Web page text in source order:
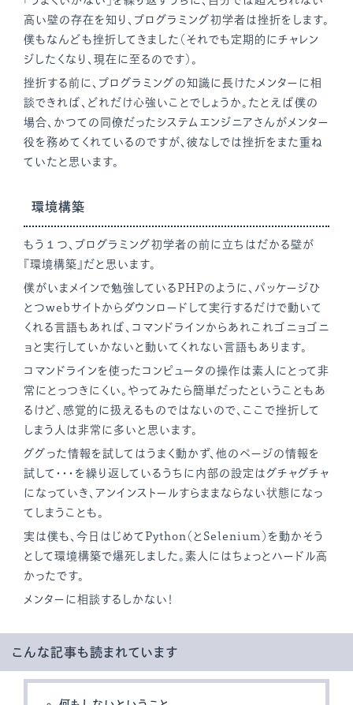
高い壁の存在を知り、プログラミング初学者は挫折をします。
僕もなんども挫折してきました（それでも定期的にチャレン
ジしたくなり、現在に至るのです）。
挫折する前に、プログラミングの知識に長けたメンターに相
談できれば、どれだけ心強いことでしょうか。たとえば僕の
場合、かつての同僚だったシステムエンジニアさんがメンター
役を務めてくれているのですが、彼なしでは挫折をまた重ね
ていたと思います。
環境構築
もう１つ、プログラミング初学者の前に立ちはだかる壁が
『環境構築』だと思います。
僕がいまメインで勉強しているPHPのように、パッケージひ
とつwebサイトからダウンロードして実行するだけで動いて
くれる言語もあれば、コマンドラインからあれこれゴニョゴニ
ョと実行していかないと動いてくれない言語もあります。
コマンドラインを使ったコンピュータの操作は素人にとって非
常にとっつきにくい。やってみたら簡単だったということもあ
るけど、感覚的に扱えるものではないので、ここで挫折して
しまう人は非常に多いと思います。
ググった情報を試してはうまく動かず、他のページの情報を
試して・・・を繰り返しているうちに内部の設定はグチャグチャ
になっていき、アンインストールすらままならない状態になっ
てしまうことも。
実は僕も、今日はじめてPython（とSelenium）を動かそう
として環境構築で爆死しました。素人にはちょっとハードル高
かったです。
メンターに相談するしかない！
こんな記事も読まれています